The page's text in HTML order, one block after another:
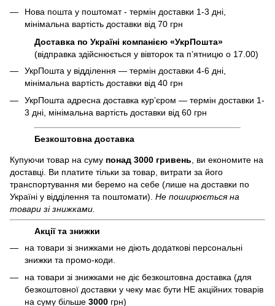
Нова пошта у поштомат - термін доставки 1-3 дні,
мінімальна вартість доставки від 70 грн
Доставка по Україні компанією «УкрПошта»
(відправка здійснюється у вівторок та пʼятницю о 17.00)
УкрПошта у відділення — термін доставки 4-6 дні,
мінімальна вартість доставки від 40 грн
УкрПошта адресна доставка курʼєром — термін доставки 1-
3 дні, мінімальна вартість доставки від 60 грн
Безкоштовна доставка
Купуючи товар на суму понад 3000 гривень , ви економите на
доставці. Ви платите тільки за товар, витрати за його
транспортування ми беремо на себе (лише на доставки по
Україні у відділення та поштомати). Не поширюється на
товари зі знижками.
Акції та знижки
на товари зі знижками не діють додаткові персональні
знижки та промо-коди.
на товари зі знижками не діє безкоштовна доставка (для
безкоштовної доставки у чеку має бути НЕ акційних товарів
на суму більше 3000 грн)